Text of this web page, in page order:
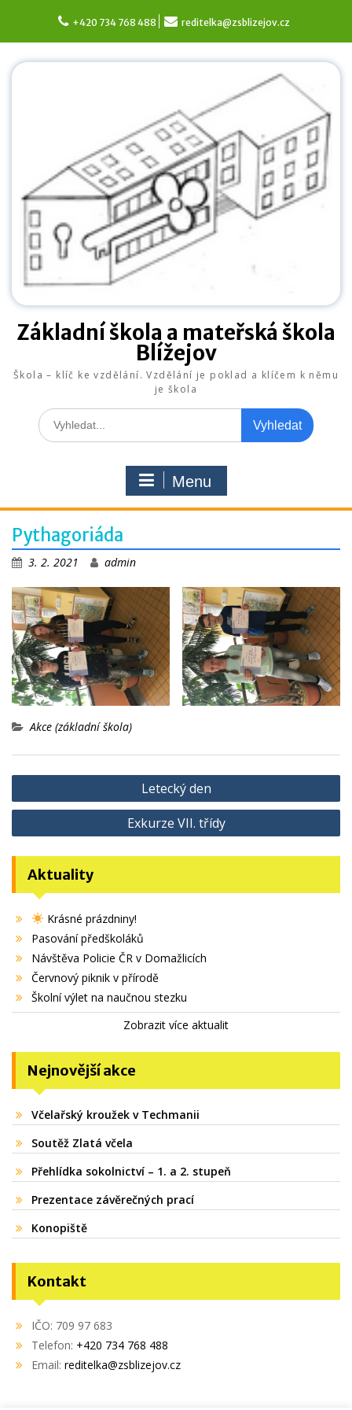
content
+420 734 768 488 reditelka@zsblizejov.cz
Základní škola a mateřská škola
Blížejov
Škola – klíč ke vzdělání. Vzdělání je poklad a klíčem k němu
je škola
Search
for:
Menu
Pythagoriáda
3. 2. 2021 admin
Akce (základní škola)
Navigace
pro
Letecký den
Exkurze VII. třídy
Aktuality
Krásné prázdniny!
Pasování předškoláků
Návštěva Policie ČR v Domažlicích
Červnový piknik v přírodě
Školní výlet na naučnou stezku
Zobrazit více aktualit
Nejnovější akce
Včelařský kroužek v Techmanii
Soutěž Zlatá včela
Přehlídka sokolnictví – 1. a 2. stupeň
Prezentace závěrečných prací
Konopiště
Kontakt
IČO: 709 97 683
Telefon: +420 734 768 488
Email: reditelka@zsblizejov.cz